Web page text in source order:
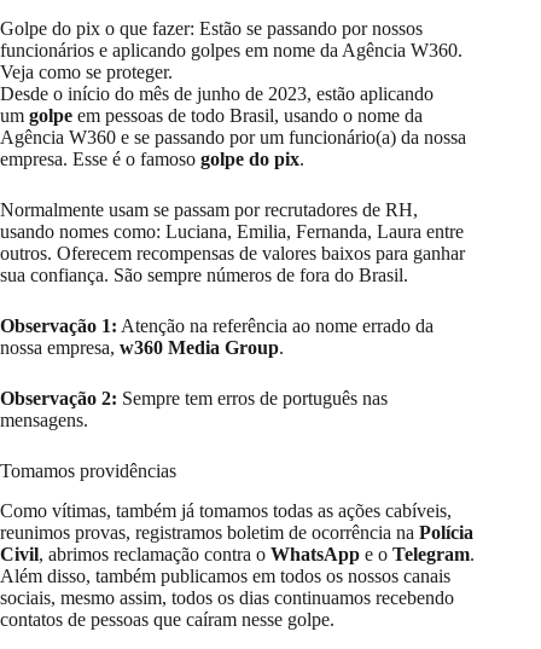
Golpe do pix o que fazer: Estão se passando por nossos
funcionários e aplicando golpes em nome da Agência W360.
Veja como se proteger.
Desde o início do mês de junho de 2023, estão aplicando
um golpe em pessoas de todo Brasil, usando o nome da
Agência W360 e se passando por um funcionário(a) da nossa
empresa. Esse é o famoso golpe do pix.
Normalmente usam se passam por recrutadores de RH,
usando nomes como: Luciana, Emilia, Fernanda, Laura entre
outros. Oferecem recompensas de valores baixos para ganhar
sua confiança. São sempre números de fora do Brasil.
Observação 1: Atenção na referência ao nome errado da
nossa empresa, w360 Media Group.
Observação 2: Sempre tem erros de português nas
mensagens.
Tomamos providências
Como vítimas, também já tomamos todas as ações cabíveis,
reunimos provas, registramos boletim de ocorrência na Polícia
Civil, abrimos reclamação contra o WhatsApp e o Telegram.
Além disso, também publicamos em todos os nossos canais
sociais, mesmo assim, todos os dias continuamos recebendo
contatos de pessoas que caíram nesse golpe.